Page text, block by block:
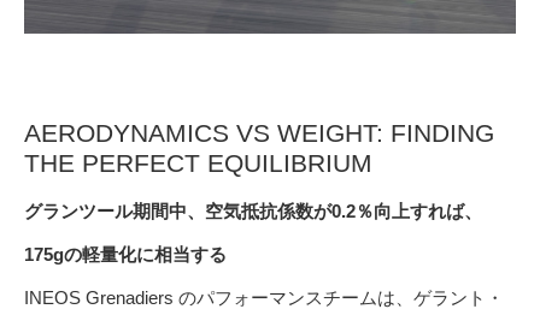
AERODYNAMICS VS WEIGHT: FINDING
THE PERFECT EQUILIBRIUM
グランツール期間中、空気抵抗係数が0.2％向上すれば、
175gの軽量化に相当する
INEOS Grenadiers のパフォーマンスチームは、ゲラント・